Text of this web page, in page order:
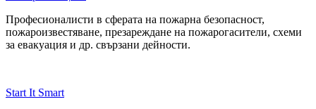
Професионалисти в сферата на пожарна безопасност,
пожароизвестяване, презареждане на пожарогасители, схеми
за евакуация и др. свързани дейности.
Start It Smart